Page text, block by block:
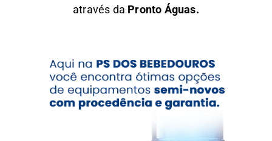
através da Pronto Águas.